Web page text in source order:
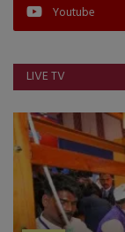
Youtube
LIVE TV